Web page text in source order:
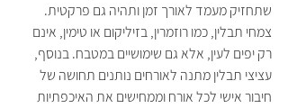
שתחזיק מעמד לאורך זמן ותהיה גם פרקטית.
צמחי תבלין, כמו רוזמרין, בזיליקום או טימין, אינם
רק יפים לעין, אלא גם שימושיים במטבח. בנוסף,
עציצי תבלין מתנה לאורחים נותנים תחושה של
חיבור אישי לכל אורח וממחישים את האיכפתיות